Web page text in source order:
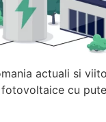
actuali si
cu